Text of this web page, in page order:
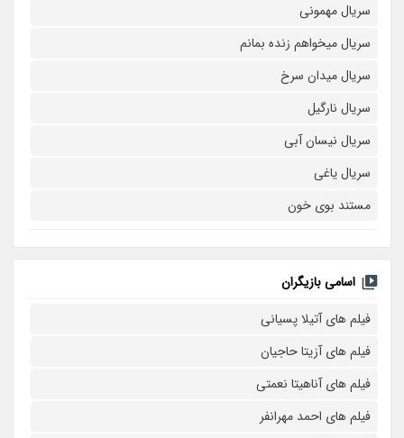
سریال مهمونی
سریال میخواهم زنده بمانم
سریال میدان سرخ
سریال نارگیل
سریال نیسان آبی
سریال یاغی
مستند بوی خون
اسامی بازیگران
فیلم های آتیلا پسیانی
فیلم های آزیتا حاجیان
فیلم های آناهیتا نعمتی
فیلم های احمد مهرانفر